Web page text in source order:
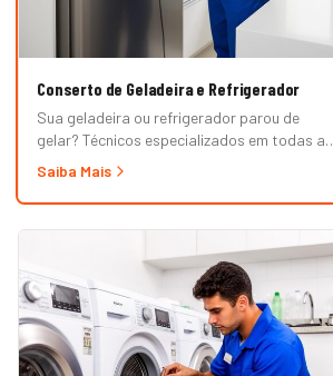
Conserto de Geladeira e Refrigerador
Sua geladeira ou refrigerador parou de
gelar? Técnicos especializados em todas as
marcas e modelos: Frost Free, Duplex, Side
Atendimento em domicílio com orçamento
grátis.
Saiba Mais